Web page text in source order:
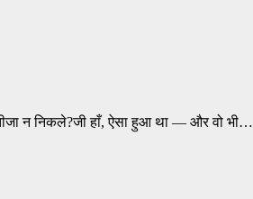
न निकले?जी हाँ, ऐसा हुआ था — और वो भी…